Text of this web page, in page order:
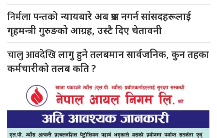
निर्मला पन्तकोन्यायबारे अब प्रश्न नगर्न सांसदहरूलाई
गृहमन्त्री गुरुङको आग्रह, उस्टै दिए चेतावनी
चालु आवदेखिलागु हुने तलबमान सार्वजनिक, कुन तहका
कर्मचारीको तलब कति ?